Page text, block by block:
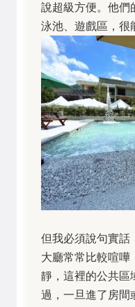
說超級方便。他們
泳池、遊戲區，很
但我必須說句實話
大廳常常比較喧嘩
靜，這裡的公共區
過，一旦進了房間